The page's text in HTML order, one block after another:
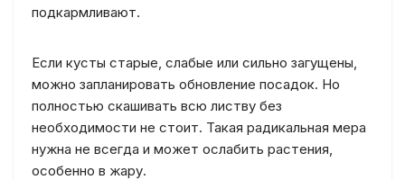
подкармливают.
Если кусты старые, слабые или сильно загущены,
можно запланировать обновление посадок. Но
полностью скашивать всю листву без
необходимости не стоит. Такая радикальная мера
нужна не всегда и может ослабить растения,
особенно в жару.